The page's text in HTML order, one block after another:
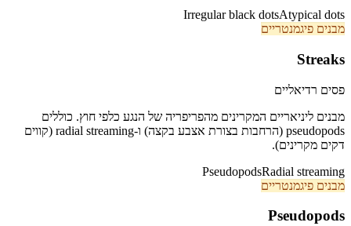
Atypical dots
Irregular black dots
מבנים פיגמנטריים
Streaks
פסים רדיאליים
מבנים ליניאריים המקרינים מהפריפריה של הנגע כלפי חוץ. כוללים
pseudopods (הרחבות בצורת אצבע בקצה) ו-radial streaming (קווים
דקים מקרינים).
Radial streaming
Pseudopods
מבנים פיגמנטריים
Pseudopods